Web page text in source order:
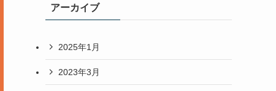
アーカイブ
2025年1月
2023年3月